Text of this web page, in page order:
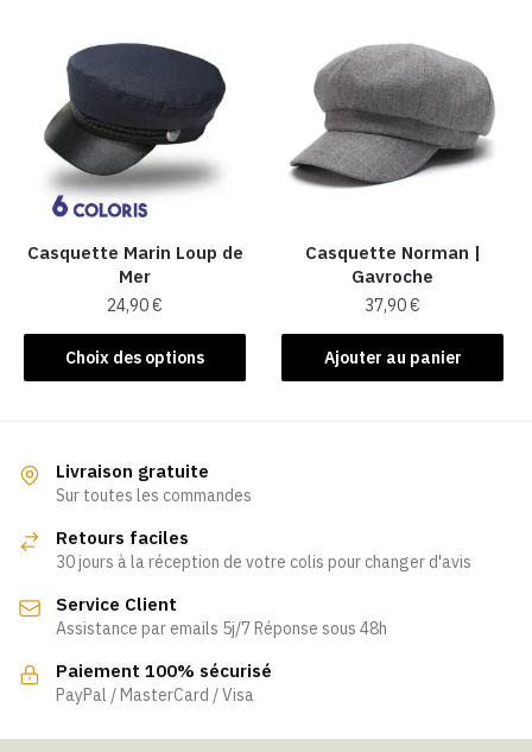
Casquette Marin Loup de
Mer
24,90€
Choix des options
Ce
produit
variations.
Les
peuvent
choisies
sur
la
page
Casquette Norman |
Gavroche
37,90€
Ajouter au panier
Livraison gratuite
Sur toutes les commandes
Retours faciles
30 jours à la réception de votre colis pour changer d'avis
Service Client
Assistance par emails 5j/7 Réponse sous 48h
Paiement 100% sécurisé
PayPal / MasterCard / Visa